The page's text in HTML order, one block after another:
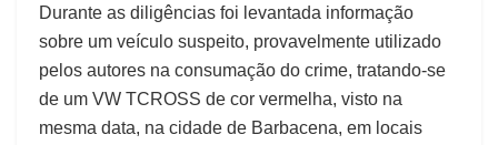
Durante as diligências foi levantada informação
sobre um veículo suspeito, provavelmente utilizado
pelos autores na consumação do crime, tratando-se
de um VW TCROSS de cor vermelha, visto na
mesma data, na cidade de Barbacena, em locais